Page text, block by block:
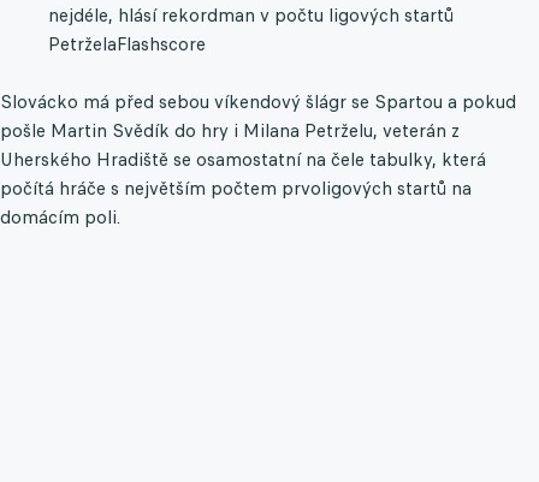
nejdéle, hlásí rekordman v počtu ligových startů
PetrželaFlashscore
Slovácko má před sebou víkendový šlágr se Spartou a pokud
pošle Martin Svědík do hry i Milana Petrželu, veterán z
Uherského Hradiště se osamostatní na čele tabulky, která
počítá hráče s největším počtem prvoligových startů na
domácím poli.